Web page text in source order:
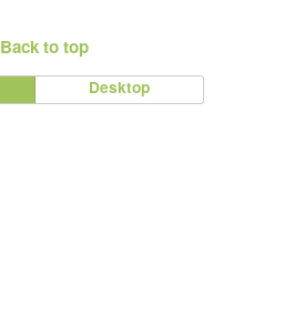
Back to top
Desktop